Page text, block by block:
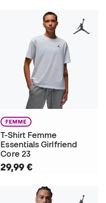
FEMME
T-Shirt Femme
Essentials Girlfriend
Core 23
29,99 €